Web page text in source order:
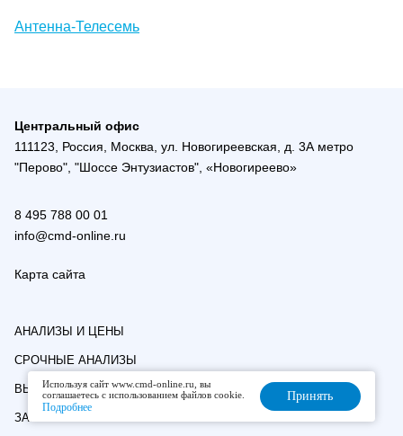
Антенна-Телесемь
Центральный офис
111123, Россия, Москва, ул. Новогиреевская, д. 3А метро
"Перово", "Шоссе Энтузиастов", «Новогиреево»
8 495 788 00 01
info@cmd-online.ru
Карта сайта
АНАЛИЗЫ И ЦЕНЫ
СРОЧНЫЕ АНАЛИЗЫ
ВЫЕЗДНАЯ СЛУЖБА
ЗАПИСЬ К ВРАЧУ
Используя сайт www.cmd-online.ru, вы
соглашаетесь с использованием файлов cookie.
Подробнее
Принять